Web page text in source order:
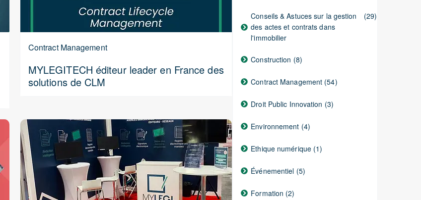
Contract Management
MYLEGITECH éditeur leader en France des
solutions de CLM
Conseils & Astuces sur la gestion
des actes et contrats dans
l'immobilier
(29)
Construction (8)
Contract Management (54)
Droit Public Innovation (3)
Environnement (4)
Ethique numérique(1)
Événementiel (5)
Formation (2)